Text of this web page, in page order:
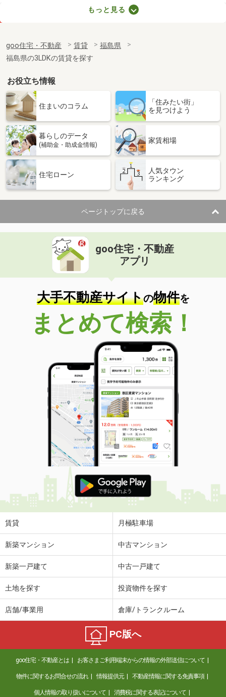
福島県郡山市小原田５丁目
専有面積
39.92m²
間取り
福島県いわき市常磐関船町３
価 格
4.80万円
福島県いわき市常磐関船町３
専有面積 28.02m²
間取り
福島県郡山市安積町日出山１丁目
住 所
福島県郡山市安積町日出山１丁目
専有面積 72.92m²
間取り
2LDK
福島県福島市西中央４丁目
価 格
住 所
福島県福島市西中央４丁目
専有面積 42.37m²
間取り
1LDK
福島県郡山市田村町徳定字下河原
価 格
4.70万円
福島県郡山市田村町徳定字下河原
34m²
間取り
ワンルーム
福島県郡山市字十貫河原
価 格
4.60万円
住 所
福島県郡山市字十貫河原
専有面積 23.18m²
間取り
1K
福島県福島市小倉寺字中ノ内
価 格
4.20万円
住 所
福島県福島市小倉寺字中ノ内
専有面積
福島県郡山市田村町徳定字下河原
4.10万円
福島県福島市大森字城ノ内
6.10万円
住 所
福島県福島市大森字城ノ内
専有面積 53.34m²
間取り
1LDK
福島県福島市飯坂町湯野字銚子口
もっと見る
goo住宅・不動産 賃貸
福島県
福島県の3LDKの賃貸を探す
お役立ち情報
住まいのコラム
「住みたい街」
を見つけよう
暮らしのデータ
(補助金・助成金情報)
家賃相場
住宅ローン
人気タウン
ランキング
ページトップに戻る
goo住宅・不動産
アプリ
大手不動産サイトの物件を
まとめて検索！
賃貸 月極駐車場
新築マンション 中古マンション
新築一戸建て 中古一戸建て
土地を探す 投資物件を探す
店舗/事業用 倉庫/トランクルーム
PC版へ
goo住宅・不動産とは お客さまご利用端末からの情報の外部送信について
物件に関するお問合せの流れ 情報提供元 不動産情報に関する免責事項
個人情報の取り扱いについて 消費税に関する表記について